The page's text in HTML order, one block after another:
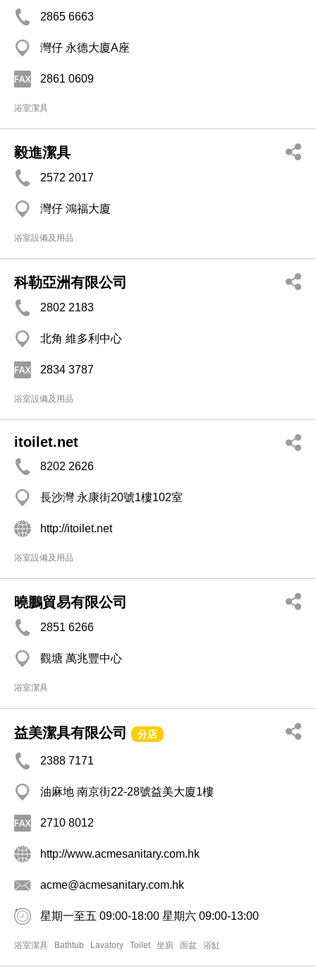
2865 6663
灣仔 永德大廈A座
2861 0609
浴室潔具
毅進潔具
2572 2017
灣仔 鴻福大廈
浴室設備及用品
科勒亞洲有限公司
2802 2183
北角 維多利中心
2834 3787
浴室設備及用品
itoilet.net
8202 2626
長沙灣 永康街20號1樓102室
http://itoilet.net
浴室設備及用品
曉鵬貿易有限公司
2851 6266
觀塘 萬兆豐中心
浴室潔具
益美潔具有限公司 分店
2388 7171
油麻地 南京街22-28號益美大廈1樓
2710 8012
http://www.acmesanitary.com.hk
acme@acmesanitary.com.hk
星期一至五 09:00-18:00 星期六 09:00-13:00
浴室潔具 Bathtub Lavatory Toilet 坐廁 面盆 浴缸